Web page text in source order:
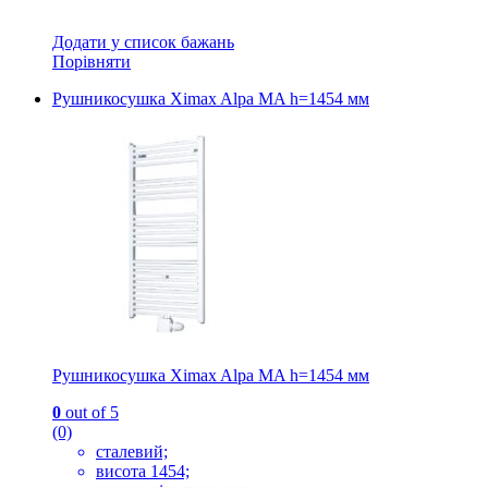
Додати у список бажань
Порівняти
Рушникосушка Ximax Alpa MA h=1454 мм
Рушникосушка Ximax Alpa MA h=1454 мм
0 out of 5
(0)
сталевий;
висота 1454;